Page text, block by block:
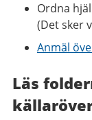
Ordna
(Det sker
Anmäl
Läs